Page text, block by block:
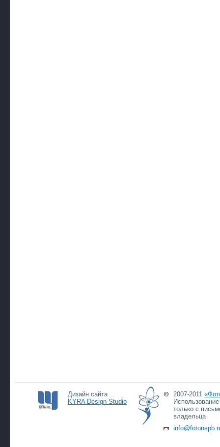
Дизайн сайта
KYRA Design Studio
2007-2011
только с
владельца